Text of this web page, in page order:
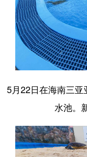
5月22日在海南三亚
水池。